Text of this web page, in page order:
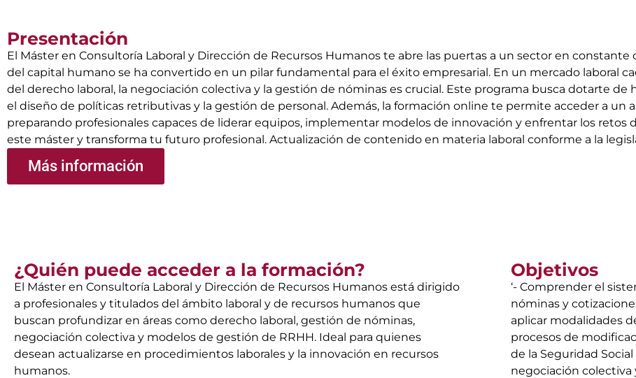
Presentación
El Máster en Consultoría Laboral y Dirección de Recursos Humanos te abre las puertas a un sector en
del capital humano se ha convertido en un pilar fundamental para el éxito empresarial. En un mercado laboral
del derecho laboral, la negociación colectiva y la gestión de nóminas es crucial. Este programa busca dotarte
el diseño de políticas retributivas y la gestión de personal. Además, la formación online te permite acceder a un
preparando profesionales capaces de liderar equipos, implementar modelos de innovación y enfrentar los
este máster y transforma tu futuro profesional. Actualización de contenido en materia laboral conforme a la
Más información
¿Quién puede acceder a la formación?
El Máster en Consultoría Laboral y Dirección de Recursos Humanos está dirigido
a profesionales y titulados del ámbito laboral y de recursos humanos que
buscan profundizar en áreas como derecho laboral, gestión de nóminas,
negociación colectiva y modelos de gestión de RRHH. Ideal para quienes
desean actualizarse en procedimientos laborales y la innovación en recursos
humanos.
Objetivos
‘- Comprender el
nóminas y
aplicar modalidades
procesos de
de la Seguridad
negociación colectiva